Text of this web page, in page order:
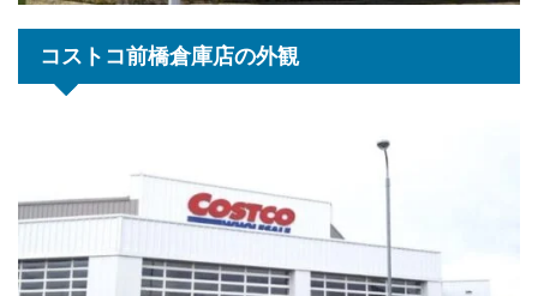
コストコ前橋倉庫店の外観